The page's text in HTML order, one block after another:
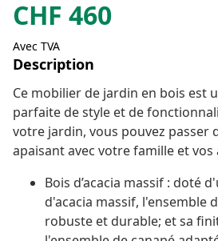
CHF 460
Avec TVA
Description
Ce mobilier de jardin en bois est
parfaite de style et de
votre jardin, vous pouvez passer
apaisant avec votre famille et vos
Bois d’acacia massif : doté
d'acacia massif, l'ensemble
robuste et durable; et sa